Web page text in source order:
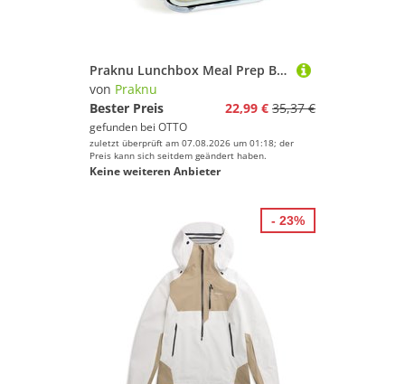
Praknu Lunchbox Meal Prep Boxen Glas 3 Fächer - Glasdosen 2er Set mit Deckel 1000ml, Borosilikatglas mit BPA-freiem Kunststoffdeckel und Silikon, (Set), 1000 ml Glasbehälter Ofenfest - Bento Box Zum Einfrieren - Tupper
von Praknu
Bester Preis
22,99 € 35,37 €
gefunden bei OTTO
zuletzt überprüft am 07.08.2026 um 01:18; der
Preis kann sich seitdem geändert haben.
Keine weiteren Anbieter
- 23%